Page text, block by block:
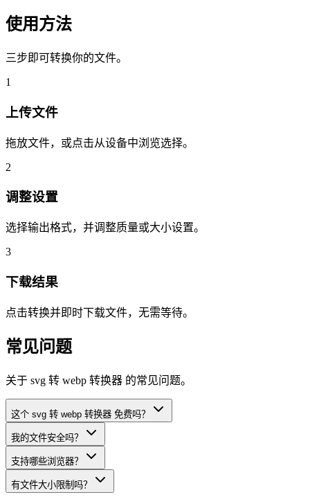
使用方法
三步即可转换你的文件。
1
上传文件
拖放文件，或点击从设备中浏览选择。
2
调整设置
选择输出格式，并调整质量或大小设置。
3
下载结果
点击转换并即时下载文件，无需等待。
常见问题
关于 svg 转 webp 转换器 的常见问题。
这个 svg 转 webp 转换器 免费吗？
我的文件安全吗？
支持哪些浏览器？
有文件大小限制吗？